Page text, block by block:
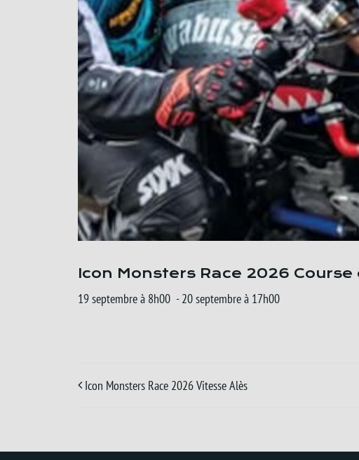
Icon Monsters Race 2026
19 septembre à 8h00 -20 septembre à 17h00
Icon Monsters Race 2026 Vitesse Alès